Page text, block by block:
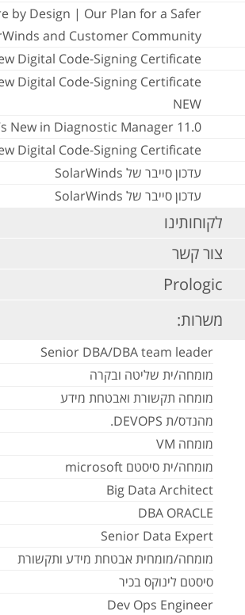
by Design | Our Plan for a Safer
and Customer Community
Digital Code-Signing Certificate
Digital Code-Signing Certificate
NEW
New in Diagnostic Manager 11.0?
Digital Code-Signing Certificate
עדכון סייבר של SolarWinds
עדכון סייבר של SolarWinds
לקוחותינו
צור קשר
Prologic
משרות:
Senior DBA/DBA team leader
מומחה/ית שליטה ובקרה
מומחה תקשורת ואבטחת מידע
מהנדס/ת DEVOPS.
מומחה VM
מומחה/ית סיסטם microsoft
Big Data Architect
DBA ORACLE
Senior Data Expert
מומחה/מומחית אבטחת מידע ותקשורת
סיסטם לינוקס בכיר
Dev Ops Engineer